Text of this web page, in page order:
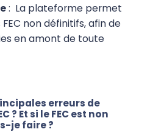
: La plateforme permet
FEC non définitifs, afin de
en amont de toute
erreurs de
? Et si le FEC est non
je faire ?